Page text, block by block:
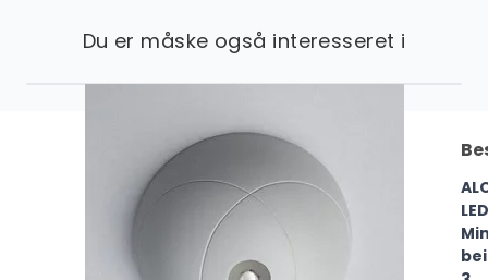
Du er måske også interesseret i
LED